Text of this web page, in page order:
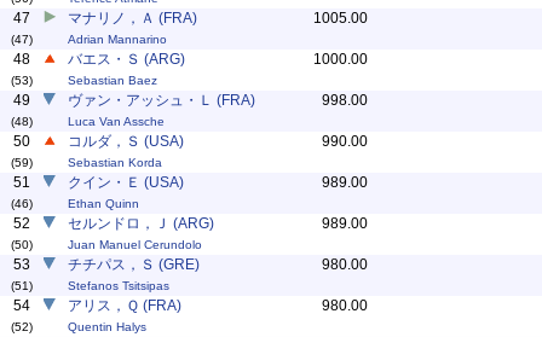
47
(47)
マナリノ，Ａ (FRA)
Adrian Mannarino
1005.00
48
(53)
バエス・Ｓ (ARG)
Sebastian Baez
1000.00
49
(48)
ヴァン・アッシュ・Ｌ (FRA)
Luca Van Assche
998.00
50
(59)
コルダ，Ｓ (USA)
Sebastian Korda
990.00
51
(46)
クイン・Ｅ (USA)
Ethan Quinn
989.00
52
(50)
セルンドロ，Ｊ (ARG)
Juan Manuel Cerundolo
989.00
53
(51)
チチパス，Ｓ (GRE)
Stefanos Tsitsipas
980.00
54
(52)
アリス，Ｑ (FRA)
Quentin Halys
980.00